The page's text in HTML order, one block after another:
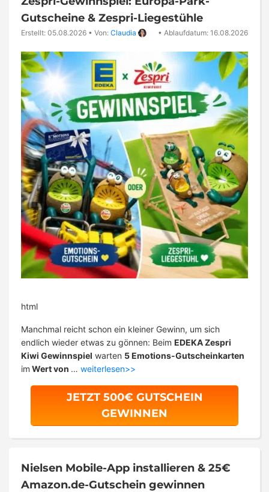
Gutscheine & Zespri-Liegestühle
Erstellt: 05.08.2026 • Von: Claudia • Ablaufdatum: 16.08.2026
html
Manchmal reicht schon ein kleiner Gewinn, um sich
endlich wieder etwas zu gönnen: Beim EDEKA Zespri
Kiwi Gewinnspiel warten 5 Emotions-Gutscheinkarten
im Wert von … weiterlesen>>
JETZT 500€ GUTSCHEIN
GEWINNEN
Nielsen Mobile-App installieren & 25€
Amazon.de-Gutschein gewinnen